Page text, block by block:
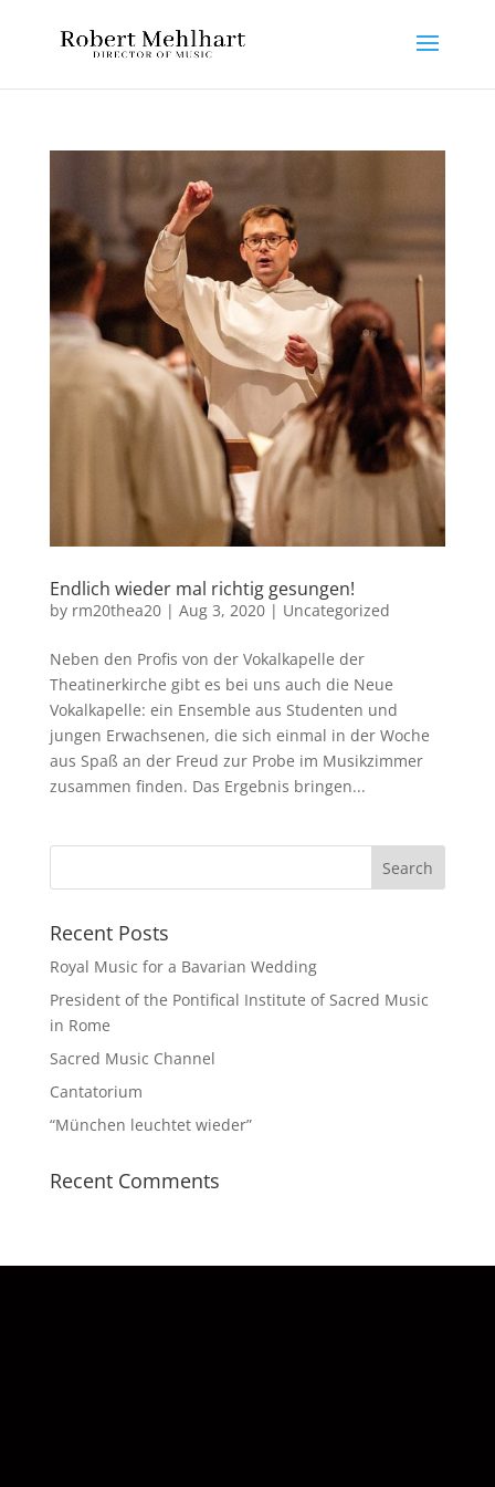
Endlich wieder mal richtig gesungen!
by rm20thea20| Aug 3, 2020| Uncategorized
Neben den Profis von der Vokalkapelle der
Theatinerkirche gibt es bei uns auch die Neue
Vokalkapelle: ein Ensemble aus Studenten und
jungen Erwachsenen, die sich einmal in der Woche
aus Spaß an der Freud zur Probe im Musikzimmer
zusammen finden. Das Ergebnis bringen...
Recent Posts
Royal Music for a Bavarian Wedding
President of the Pontifical Institute of Sacred Music
in Rome
Sacred Music Channel
Cantatorium
“München leuchtet wieder”
Recent Comments